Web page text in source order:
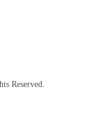
Reserved.